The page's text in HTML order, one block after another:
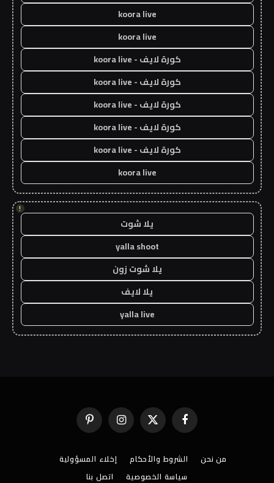
koora live
koora live
كورة لايف - koora live
كورة لايف - koora live
كورة لايف - koora live
كورة لايف - koora live
كورة لايف - koora live
koora live
!
يلا شوت
yalla shoot
يلا شوت زون
يلا لايف
yalla live
فيسبوك X
(Twitter)
الانستغرامبينتيريست
من نحن الشروط والأحكام
إخلاء المسؤولية
سياسة الخصوصية
اتصل بنا